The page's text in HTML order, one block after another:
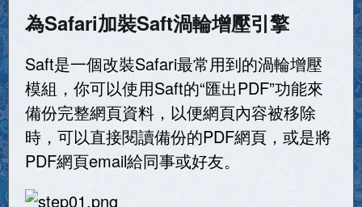
為Safari加裝Saft渦輪增壓引擎
Saft是一個改裝Safari最常用到的渦輪增壓
模組，你可以使用Saft的“匯出PDF”功能來
備份完整網頁資料，以便網頁內容被移除
時，可以直接閱讀備份的PDF網頁，或是將
PDF網頁email給同事或好友。